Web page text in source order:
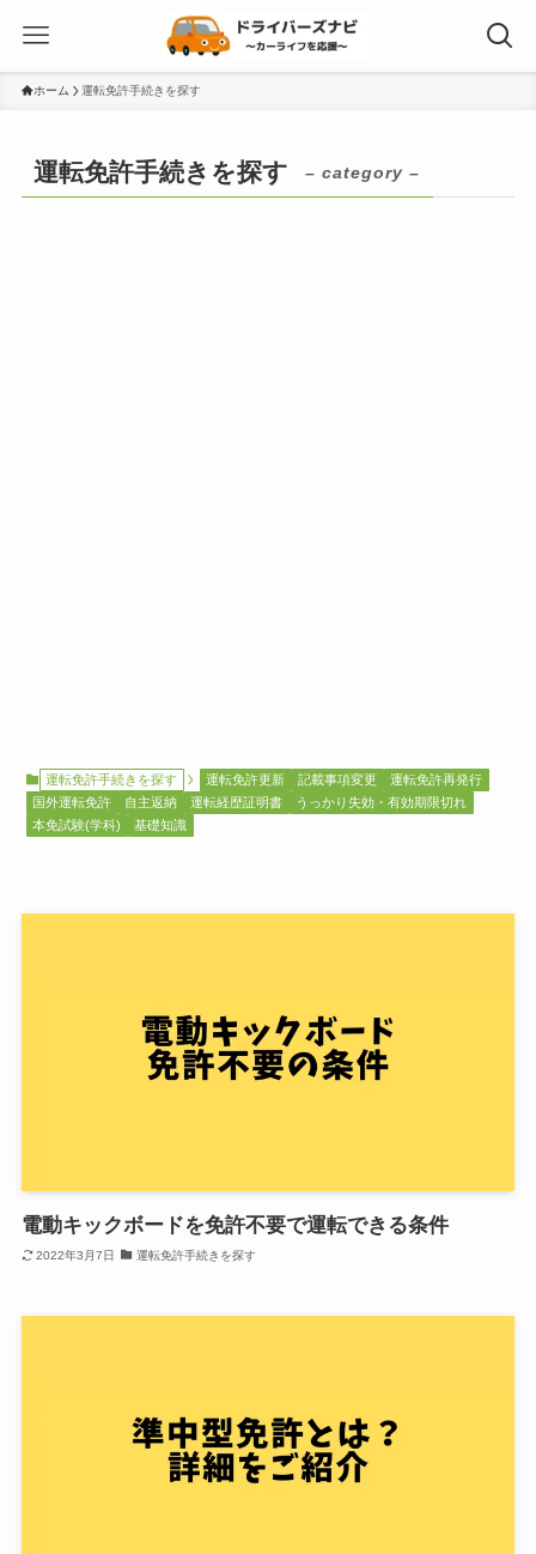
ホーム 運転免許手続きを探す
運転免許手続きを探す – category –
運転免許手続きを探す 運転免許更新 記載事項変更
運転免許再発行
国外運転免許
自主返納 運転経歴証明書
うっかり失効・有効期限切れ
本免試験(学科)
基礎知識
電動キックボードを免許不要で運転できる条件
2022年3月7日 運転免許手続きを探す